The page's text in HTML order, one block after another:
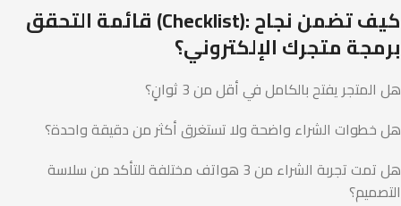
قائمة التحقق (Checklist): كيف تضمن نجاح
برمجة متجرك الإلكتروني؟
هل المتجر يفتح بالكامل في أقل من 3 ثوانٍ؟
هل خطوات الشراء واضحة ولا تستغرق أكثر من دقيقة واحدة؟
التصميم؟